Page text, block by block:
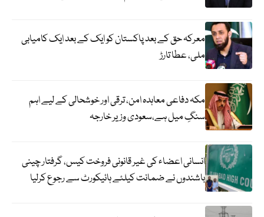
معرکہ حق کے بعد پاکستان کو ایک کے بعد ایک کامیابی
ملی، عطا تارڑ
مکہ دفاعی معاہدہ امن، ترقی اور خوشحالی کے لیے اہم
سنگِ میل ہے،سعودی وزیر خارجہ
انسانی اعضاء کی غیر قانونی فروخت کیس، گرفتار چینی
باشندوں نے ضمانت کیلئے ہائیکورٹ سے رجوع کرلیا